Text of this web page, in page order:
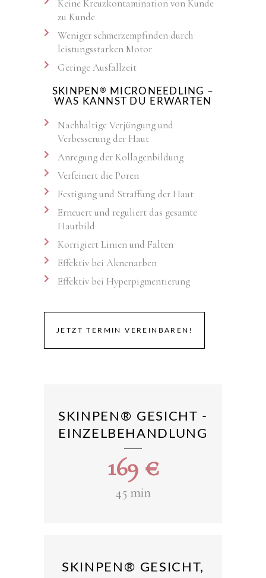
Keine Kreuzkontamination von Kunde
zu Kunde
Weniger schmerzempfinden durch
leistungsstarken Motor
Geringe Ausfallzeit
SKINPEN ®
MICRONEEDLING –
WAS KANNST DU ERWARTEN
Nachhaltige Verjüngung und
Verbesserung der Haut
Anregung der Kollagenbildung
Verfeinert die Poren
Festigung und Straffung der Haut
Erneuert und reguliert das gesamte
Hautbild
Korrigiert Linien und Falten
Effektiv bei Aknenarben
Effektiv bei Hyperpigmentierung
JETZT TERMIN VEREINBAREN!
SKINPEN® GESICHT -
EINZELBEHANDLUNG
€
169
45 min
SKINPEN® GESICHT,